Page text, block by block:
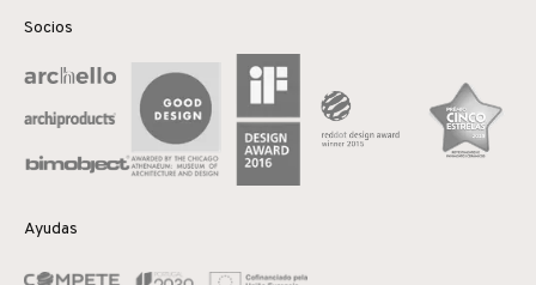
Socios
Ayudas